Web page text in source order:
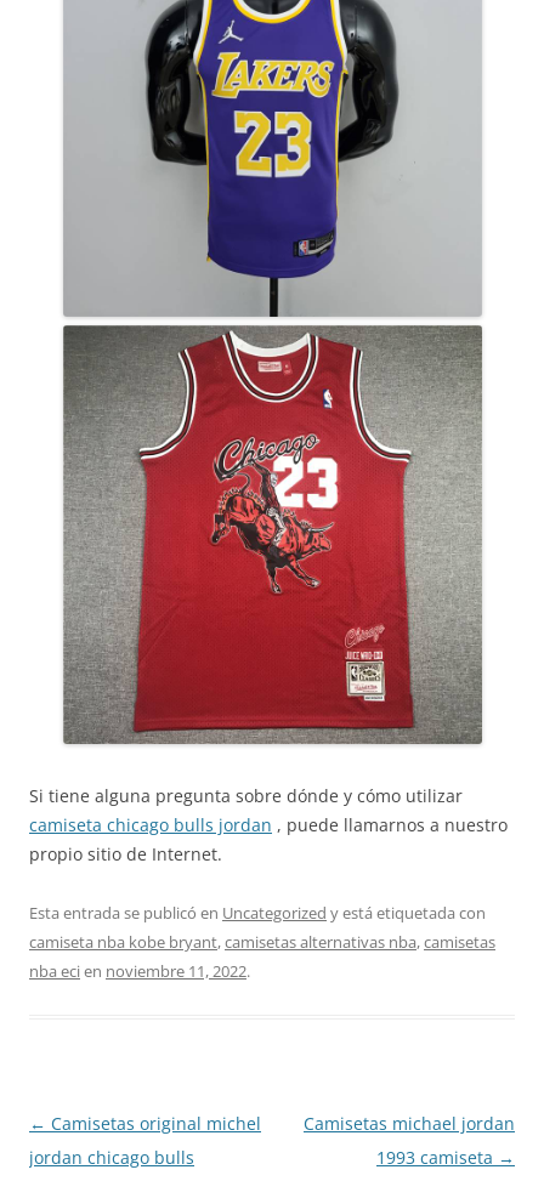
Si tiene alguna pregunta sobre dónde y cómo utilizar
camiseta chicago bulls jordan , puede llamarnos a nuestro
propio sitio de Internet.
Esta entrada se publicó en Uncategorized y está etiquetada con
camiseta nba kobe bryant,camisetas alternativas nba,camisetas
nba ecien noviembre 11, 2022.
Navegación
de
← Camisetas original michel
jordan chicago bulls
Camisetas michael jordan
1993 camiseta →